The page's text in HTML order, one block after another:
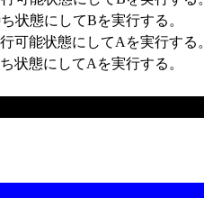
態にしてBを実行する。
能状態にしてAを実行する。
態にしてAを実行する。